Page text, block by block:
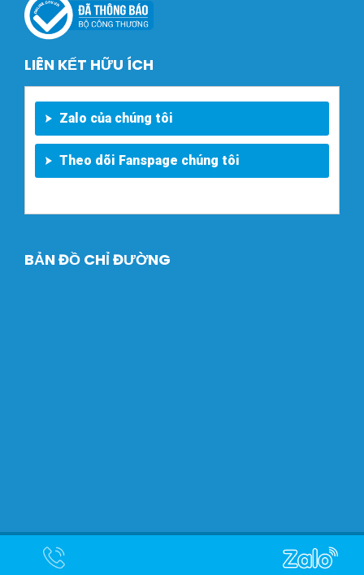
LIÊN KẾT HỮU ÍCH
Zalo của chúng tôi
Theo dõi Fanspage chúng tôi
BẢN ĐỒ CHỈ ĐƯỜNG
Copyright © 2024 Máy Xây dựng Dtech. Designed byHalink